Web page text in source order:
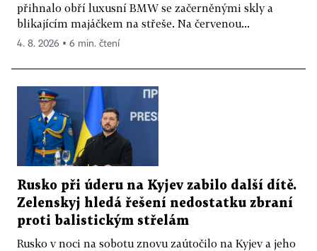
přihnalo obří luxusní BMW se začerněnými skly a
blikajícím majáčkem na střeše. Na červenou...
4. 8. 2026 ▪ 6 min. čtení
Rusko při úderu na Kyjev zabilo další dítě.
Zelenskyj hledá řešení nedostatku zbraní
proti balistickým střelám
Rusko v noci na sobotu znovu zaútočilo na Kyjev a jeho